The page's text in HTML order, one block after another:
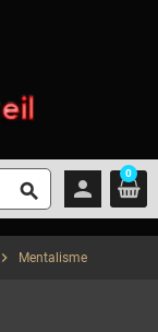
search person
0
chevron_right Mentalisme